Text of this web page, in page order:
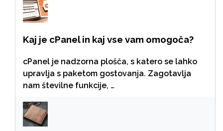
Kaj je cPanel in kaj vse vam omogoča?
cPanel je nadzorna plošča, s katero se lahko
upravlja s paketom gostovanja. Zagotavlja
nam številne funkcije, …